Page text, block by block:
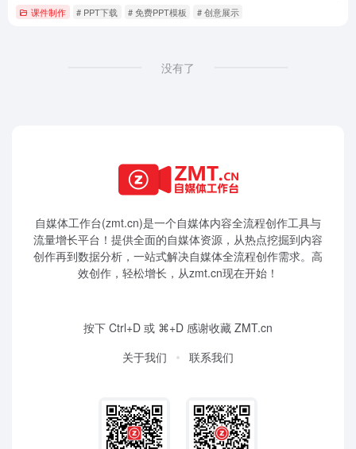
课件制作 # PPT下载 # 免费PPT模板 # 创意展示
没有了
自媒体工作台(zmt.cn)是一个自媒体内容全流程创作工具与
流量增长平台！提供全面的自媒体资源，从热点挖掘到内容
创作再到数据分析，一站式解决自媒体全流程创作需求。高
效创作，轻松增长，从zmt.cn现在开始！
按下 Ctrl+D 或 ⌘+D 感谢收藏 ZMT.cn
关于我们
联系我们